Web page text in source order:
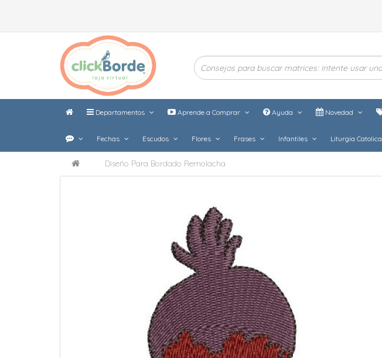
Departamentos Aprende a Comprar Ayuda Novedad
Fechas Escudos Flores Frases Infantiles Liturgia Catolica
Diseño Para Bordado Remolacha